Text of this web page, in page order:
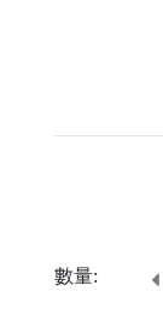
數量: